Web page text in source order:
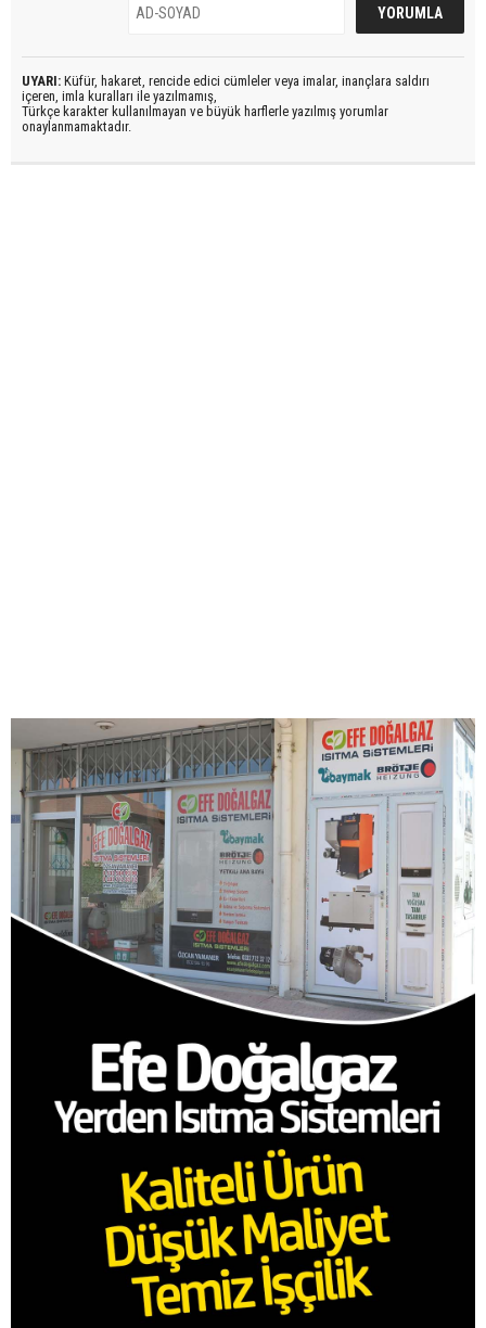
UYARI: Küfür, hakaret, rencide edici cümleler veya imalar, inançlara saldırı
içeren, imla kuralları ile yazılmamış,
Türkçe karakter kullanılmayan ve büyük harflerle yazılmış yorumlar
onaylanmamaktadır.